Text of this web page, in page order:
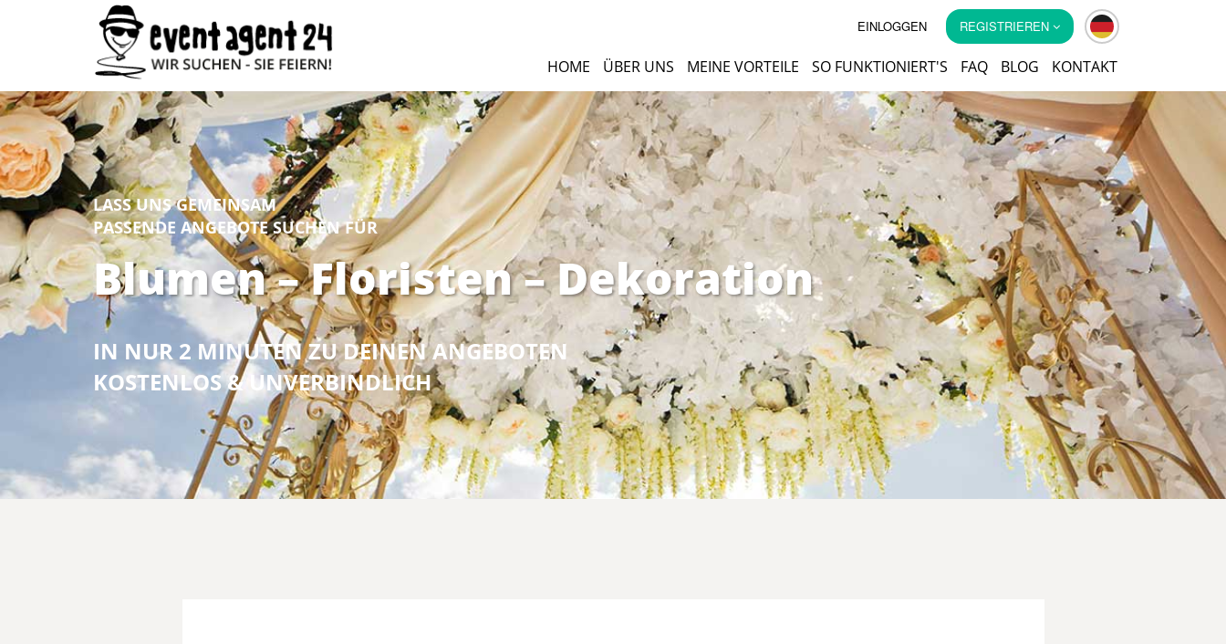
EINLOGGEN REGISTRIEREN
HOME ÜBER UNS MEINE VORTEILE SO FUNKTIONIERT'S FAQ BLOG KONTAKT
LASS UNS GEMEINSAM
PASSENDE ANGEBOTE SUCHEN FÜR
Blumen – Floristen – Dekoration
IN NUR 2 MINUTEN ZU DEINEN ANGEBOTEN
KOSTENLOS & UNVERBINDLICH